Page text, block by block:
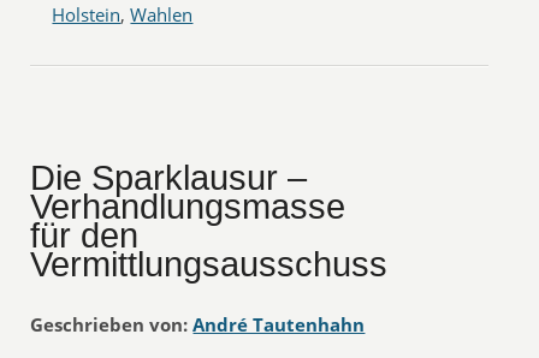
Holstein,Wahlen
Die Sparklausur –
Verhandlungsmasse
für den
Vermittlungsausschuss
Geschrieben von: André Tautenhahn